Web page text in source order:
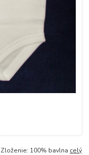
100% bavlna celý